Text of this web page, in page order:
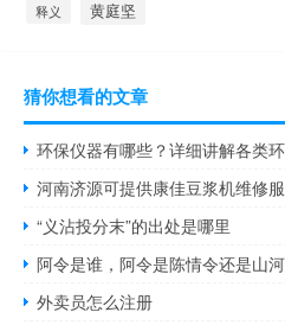
释义 黄庭坚
猜你想看的文章
环保仪器有哪些？详细讲解各类
河南济源可提供康佳豆浆机维修
“义沾投分末”的出处是哪里
阿令是谁，阿令是陈情令还是山
外卖员怎么注册